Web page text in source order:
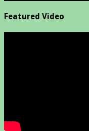
Featured Video